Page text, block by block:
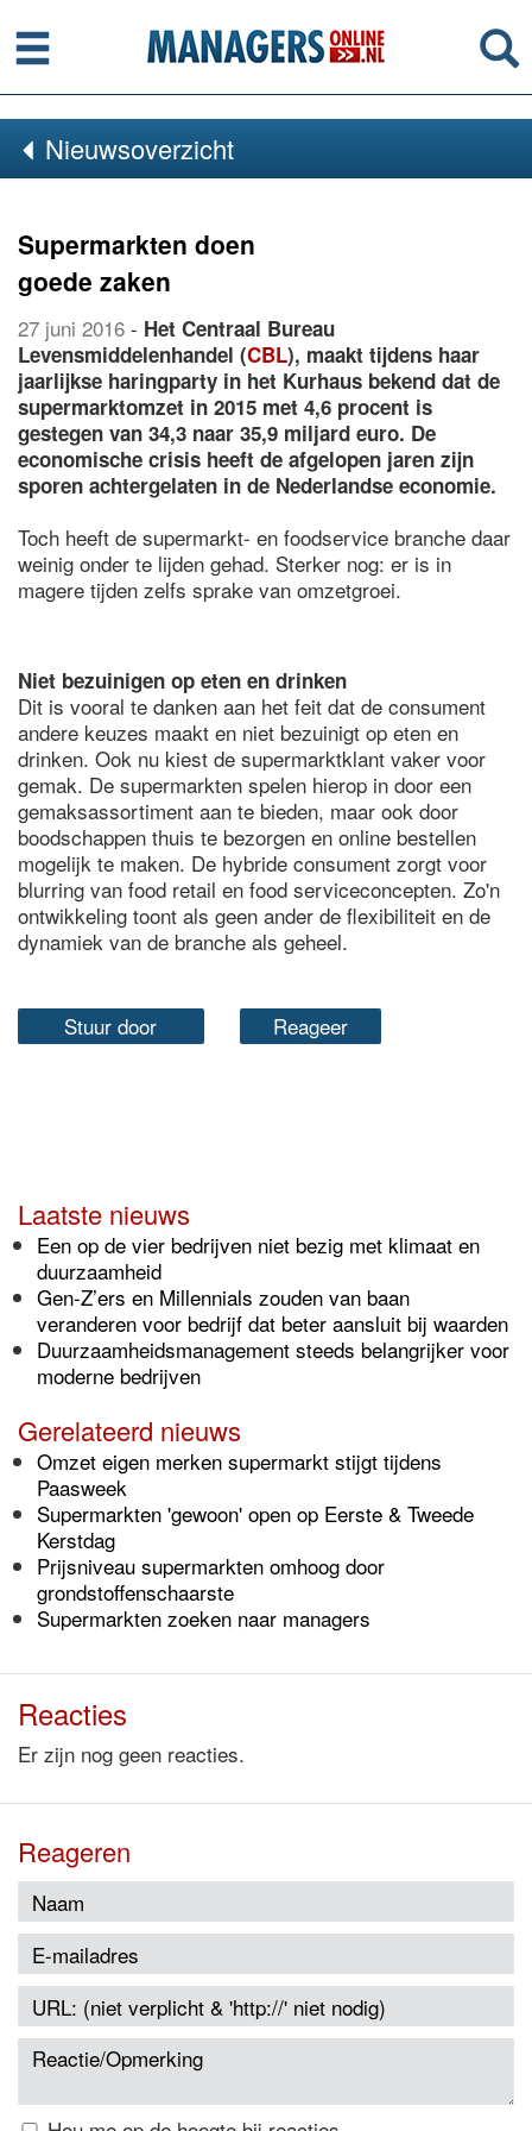
Menu
Nieuwsoverzicht
Supermarkten doen
goede zaken
27 juni 2016 - Het Centraal Bureau
Levensmiddelenhandel (CBL), maakt tijdens haar
jaarlijkse haringparty in het Kurhaus bekend dat de
supermarktomzet in 2015 met 4,6 procent is
gestegen van 34,3 naar 35,9 miljard euro. De
economische crisis heeft de afgelopen jaren zijn
sporen achtergelaten in de Nederlandse economie.
Toch heeft de supermarkt- en foodservice branche daar
weinig onder te lijden gehad. Sterker nog: er is in
magere tijden zelfs sprake van omzetgroei.
Niet bezuinigen op eten en drinken
Dit is vooral te danken aan het feit dat de consument
andere keuzes maakt en niet bezuinigt op eten en
drinken. Ook nu kiest de supermarktklant vaker voor
gemak. De supermarkten spelen hierop in door een
gemaksassortiment aan te bieden, maar ook door
boodschappen thuis te bezorgen en online bestellen
mogelijk te maken. De hybride consument zorgt voor
blurring van food retail en food serviceconcepten. Zo'n
ontwikkeling toont als geen ander de flexibiliteit en de
dynamiek van de branche als geheel.
Stuur door Reageer
Laatste nieuws
Een op de vier bedrijven niet bezig met klimaat en
duurzaamheid
Gen-Z’ers en Millennials zouden van baan
veranderen voor bedrijf dat beter aansluit bij waarden
Duurzaamheidsmanagement steeds belangrijker voor
moderne bedrijven
Gerelateerd nieuws
Omzet eigen merken supermarkt stijgt tijdens
Paasweek
Supermarkten 'gewoon' open op Eerste & Tweede
Kerstdag
Prijsniveau supermarkten omhoog door
grondstoffenschaarste
Supermarkten zoeken naar managers
Reacties
Er zijn nog geen reacties.
Reageren